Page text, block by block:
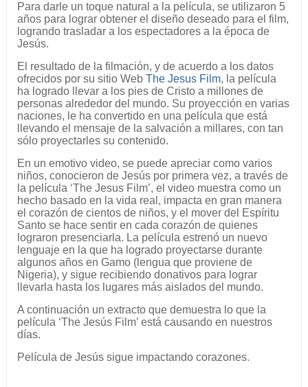
Para darle un toque natural a la película, se utilizaron 5
años para lograr obtener el diseño deseado para el film,
logrando trasladar a los espectadores a la época de
Jesús.
El resultado de la filmación, y de acuerdo a los datos
ofrecidos por su sitio Web The Jesus Film, la película
ha logrado llevar a los pies de Cristo a millones de
personas alrededor del mundo. Su proyección en varias
naciones, le ha convertido en una película que está
llevando el mensaje de la salvación a millares, con tan
sólo proyectarles su contenido.
En un emotivo video, se puede apreciar como varios
niños, conocieron de Jesús por primera vez, a través de
la película ‘The Jesus Film’, el video muestra como un
hecho basado en la vida real, impacta en gran manera
el corazón de cientos de niños, y el mover del Espíritu
Santo se hace sentir en cada corazón de quienes
lograron presenciarla. La película estrenó un nuevo
lenguaje en la que ha logrado proyectarse durante
algunos años en Gamo (lengua que proviene de
Nigeria), y sigue recibiendo donativos para lograr
llevarla hasta los lugares más aislados del mundo.
A continuación un extracto que demuestra lo que la
película ‘The Jesús Film’ está causando en nuestros
días.
Película de Jesús sigue impactando corazones.